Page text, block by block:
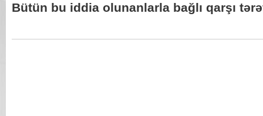
Bütün bu iddia olunanlarla bağlı qarşı